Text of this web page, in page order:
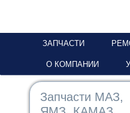
ЗАПЧАСТИ
О КОМПАНИИ
Запчасти МАЗ,